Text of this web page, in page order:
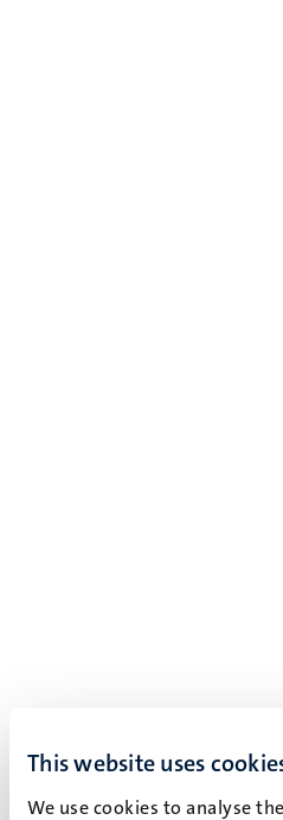
This website uses
We use cookies to analyse